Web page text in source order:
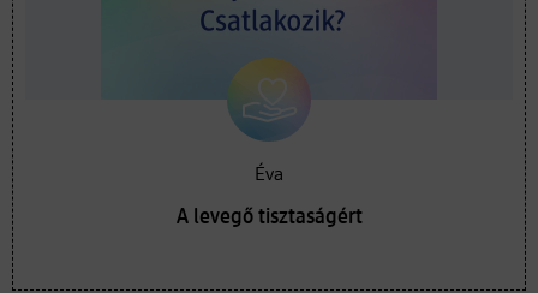
Éva
A levegő tisztaságért